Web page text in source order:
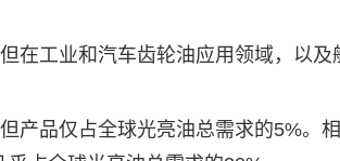
工业和汽车齿轮油应用领域，以及
产品仅占全球光亮油总需求的5%。